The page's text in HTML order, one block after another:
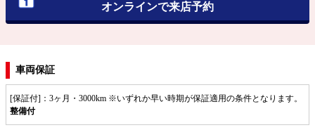
オンラインで来店予約
車両保証
[保証付]：3ヶ月・3000km ※いずれか早い時期が保証適用の条件となります。
整備付